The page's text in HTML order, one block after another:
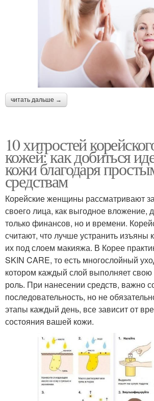
читать дальше →
10 хитростей
кожей: как добиться
кожи благодаря
средствам
Корейские женщины рассматривают
своего лица, как выгодное вложение,
только финансов, но и времени.
считают, что лучше устранить изъяны
их под слоем макияжа. В Корее
SKIN CARE, то есть многослойный
котором каждый слой выполняет
роль. При нанесении средств, важно
последовательность, но не
этапы каждый день, все зависит от
состояния вашей кожи.